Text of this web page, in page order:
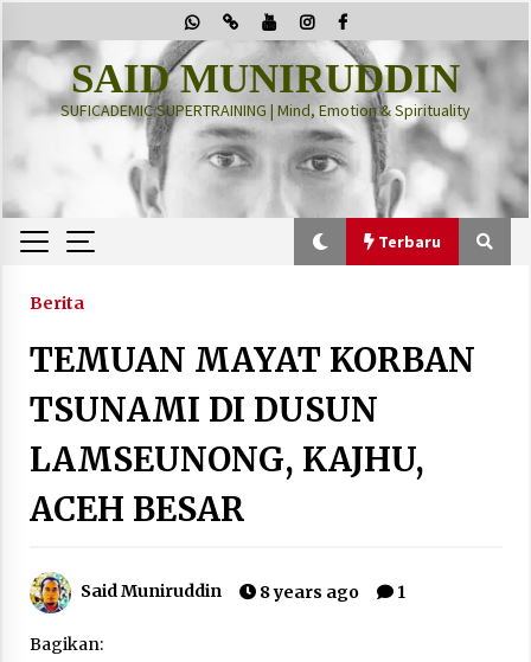
to
content
SAID MUNIRUDDIN
SUFICADEMIC SUPERTRAINING | Mind, Emotion & Spirituality
Terbaru
Terbaru
“Thuma’ninah”: Cara Agama Meregulasi Jiwa
2 months ago
2 months ago
“One Piece”, Cara Barat Mengejar Mimpi
Berita
TEMUAN MAYAT KORBAN
TSUNAMI DI DUSUN
LAMSEUNONG, KAJHU,
ACEH BESAR
Said Muniruddin 8 years ago 1
Bagikan: